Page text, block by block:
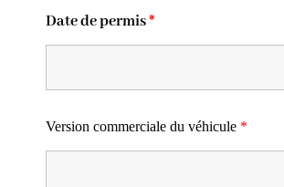
Date de permis*
Version commerciale du véhicule *